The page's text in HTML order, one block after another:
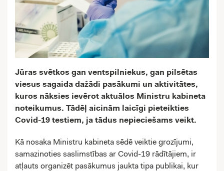
Jūras svētkos gan ventspilniekus, gan pilsētas
viesus sagaida dažādi pasākumi un aktivitātes,
kuros nāksies ievērot aktuālos Ministru kabineta
noteikumus. Tādēļ aicinām laicīgi pieteikties
Covid-19 testiem, ja tādus nepieciešams veikt.
Kā nosaka Ministru kabineta sēdē veiktie grozījumi,
samazinoties saslimstības ar Covid-19 rādītājiem, ir
atļauts organizēt pasākumus jaukta tipa publikai, kur